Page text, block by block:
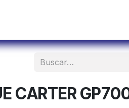
Servicio de
CARTER